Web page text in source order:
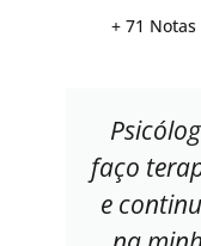
+ 71
faço
e